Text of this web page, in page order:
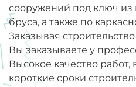
сооружений под ключ
бруса, а также по
Заказывая
Вы заказываете у
Высокое качество
короткие сроки